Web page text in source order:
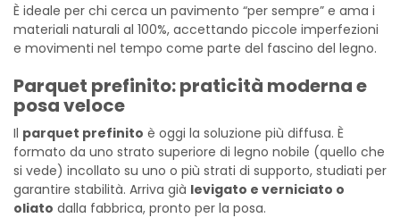
È ideale per chi cerca un pavimento “per sempre” e ama i
materiali naturali al 100%, accettando piccole imperfezioni
e movimenti nel tempo come parte del fascino del legno.
Parquet prefinito: praticità moderna e
posa veloce
Il parquet prefinito è oggi la soluzione più diffusa. È
formato da uno strato superiore di legno nobile (quello che
si vede) incollato su uno o più strati di supporto, studiati per
garantire stabilità. Arriva già levigato e verniciato o
oliato dalla fabbrica, pronto per la posa.